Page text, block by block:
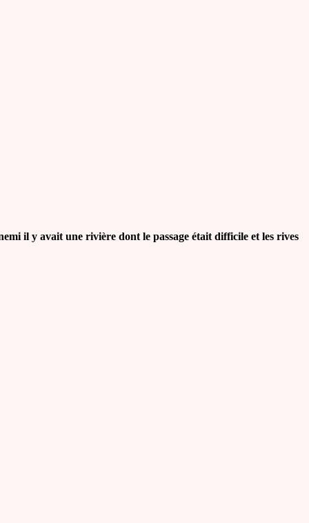
il y avait une rivière dont le passage était difficile et les rives